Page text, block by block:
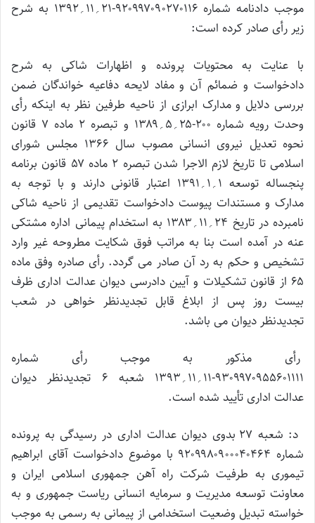
موجب دادنامه شماره ۹۲۰۹۹۷۰۹۰۲۷۰۱۱۶-۲۱؍۱۱؍۱۳۹۲ به شرح
زیر رأی صادر کرده است:
با عنایت به محتویات پرونده و اظهارات شاکی به شرح
دادخواست و ضمائم آن و مفاد لایحه دفاعیه خواندگان ضمن
بررسی دلایل و مدارک ابرازی از ناحیه طرفین نظر به اینکه رأی
وحدت رویه شماره ۲۰۰-۲۵؍۵؍۱۳۸۹ و تبصره ۲ ماده ۷ قانون
نحوه تعدیل نیروی انسانی مصوب سال ۱۳۶۶ مجلس شورای
اسلامی تا تاریخ لازم الاجرا شدن تبصره ۲ ماده ۵۷ قانون برنامه
پنجساله توسعه ۱؍۱؍۱۳۹۱ اعتبار قانونی دارند و با توجه به
مدارک و مستندات پیوست دادخواست تقدیمی از ناحیه شاکی
نامبرده در تاریخ ۲۴؍۱۱؍۱۳۸۳ به استخدام پیمانی اداره مشتکی
عنه در آمده است بنا به مراتب فوق شکایت مطروحه غیر وارد
تشخیص و حکم به رد آن صادر می گردد. رأی صادره وفق ماده
۶۵ از قانون تشکیلات و آیین دادرسی دیوان عدالت اداری ظرف
بیست روز پس از ابلاغ قابل تجدیدنظر خواهی در شعب
تجدیدنظر دیوان می باشد.
رأی مذکور به موجب رأی شماره
۹۳۰۹۹۷۰۹۵۵۶۰۱۱۱۱-۱۱؍۱۱؍۱۳۹۳ شعبه ۶ تجدیدنظر دیوان
عدالت اداری تأیید شده است.
د: شعبه ۲۷ بدوی دیوان عدالت اداری در رسیدگی به پرونده
شماره ۹۲۰۹۹۸۰۹۰۰۰۴۰۴۶۴ با موضوع دادخواست آقای ابراهیم
تیموری به طرفیت شرکت راه آهن جمهوری اسلامی ایران و
معاونت توسعه مدیریت و سرمایه انسانی ریاست جمهوری و به
خواسته تبدیل وضعیت استخدامی از پیمانی به رسمی به موجب